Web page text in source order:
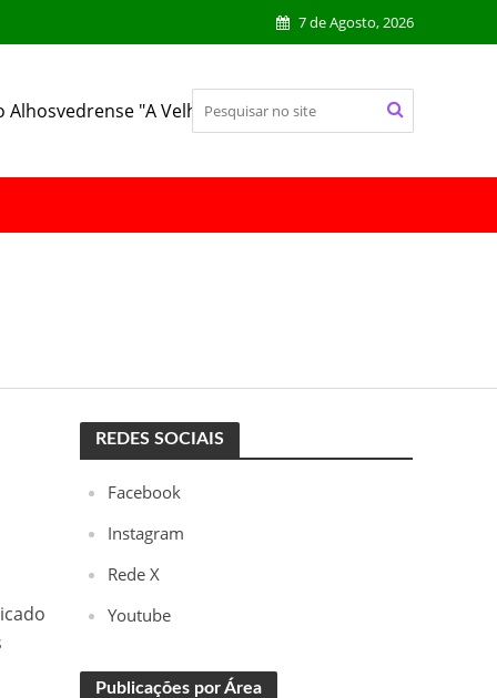
7 de Agosto, 2026
Alhosvedrense "A Velhinha"
REDES SOCIAIS
Facebook
Instagram
Rede X
Youtube
Publicações por Área